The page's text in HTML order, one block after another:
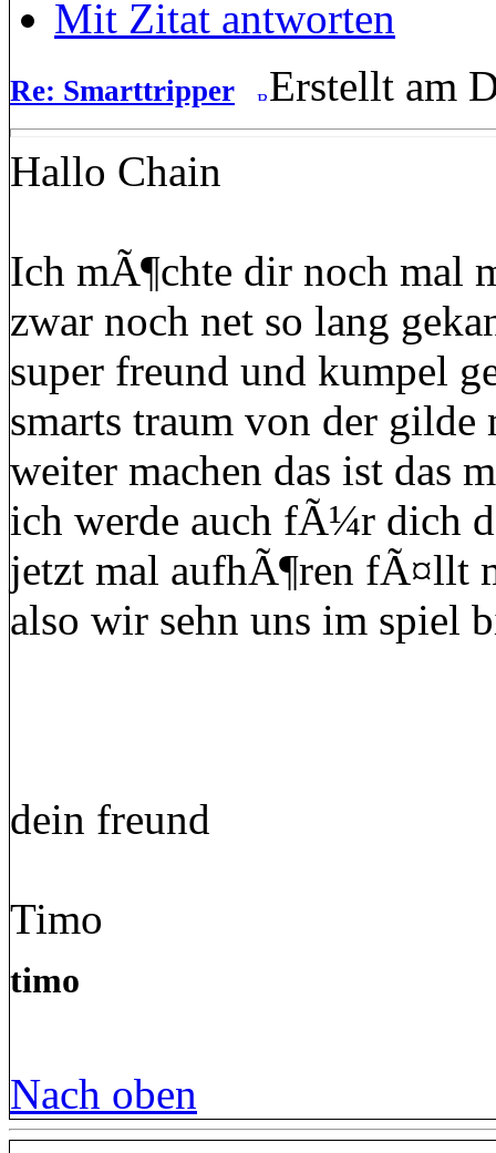
Mit Zitat antworten
Re: Smarttripper
Erstellt am
Hallo Chain
Ich mÃ¶chte dir noch mal
zwar noch net so lang
super freund und kumpel
smarts traum von der
weiter machen das ist das
ich werde auch fÃ¼r dich
jetzt mal aufhÃ¶ren fÃ¤llt
also wir sehn uns im spiel
dein freund
Timo
timo
Nach oben